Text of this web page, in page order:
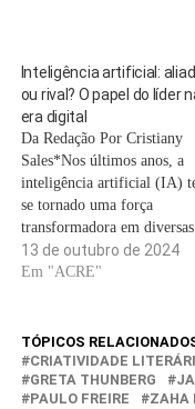
durante a Semana Nacional
Inovação, em Brasília. A…
Inteligência artificial:
ou rival? O papel do líder
era digital
Da Redação Por Cristiany
Sales*Nos últimos anos, a
inteligência artificial (IA)
se tornado uma força
transformadora em diversas
áreas, alterando a maneira
como trabalhamos e
discutido é que, embora a
não substitua o papel de um
líder humano, aqueles
13 de outubro de 2024
Em "ACRE"
TÓPICOS
CRIATIVIDADE
GRETA THUNBERG
PAULO FREIRE
ZAHA